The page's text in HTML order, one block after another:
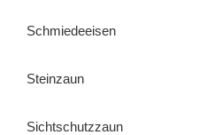
Schmiedeeisen
Steinzaun
Sichtschutzzaun